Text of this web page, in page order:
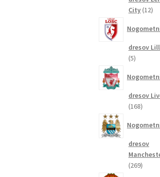
City 1212
dresov
55
dresov
168168
dresov
269269